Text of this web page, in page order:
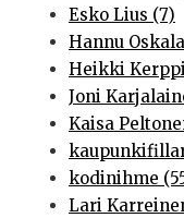
Esko Lius (7)
Hannu
Heikki
Joni
Kaisa
kodinihme
Lari